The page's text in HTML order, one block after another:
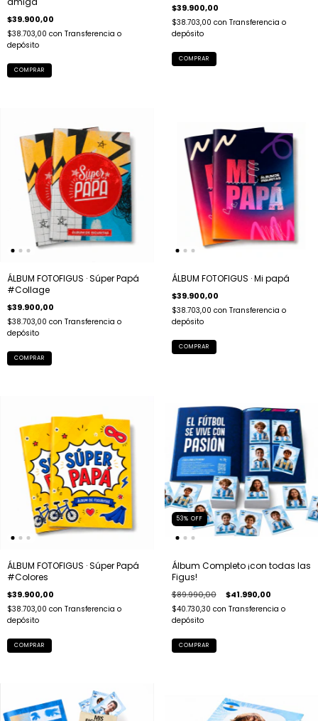
$39.900,00
$38.703,00 con Transferencia o
depósito
$39.900,00
$38.703,00 con Transferencia o
depósito
ÁLBUM FOTOFIGUS · Súper Papá
#Collage
$39.900,00
$38.703,00 con Transferencia o
depósito
ÁLBUM FOTOFIGUS · Mi papá
$39.900,00
$38.703,00 con Transferencia o
depósito
COMPRAR
ÁLBUM FOTOFIGUS · Súper Papá
#Colores
$39.900,00
$38.703,00 con Transferencia o
depósito
COMPRAR
53% OFF
Álbum Completo ¡con todas las
Figus!
$89.990,00 $41.990,00
$40.730,30 con Transferencia o
depósito